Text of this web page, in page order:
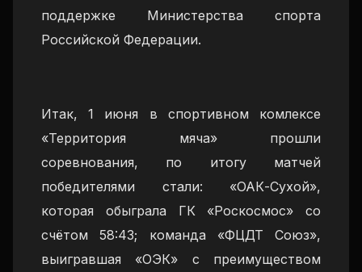
поддержке Министерства спорта
Российской Федерации.
Итак, 1 июня в спортивном комлексе
«Территория мяча» прошли
соревнования, по итогу матчей
победителями стали: «ОАК-Сухой»,
которая обыграла ГК «Роскосмос» со
счётом 58:43; команда «ФЦДТ Союз»,
выигравшая «ОЭК» с преимуществом